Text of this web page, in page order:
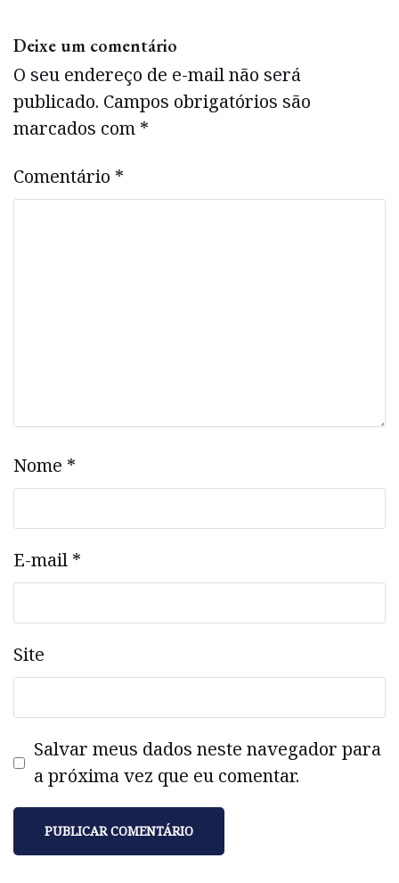
Deixe um comentário
O seu endereço de e-mail não será
publicado. Campos obrigatórios são
marcados com *
Comentário *
Nome *
E-mail *
Site
Salvar meus dados neste navegador para
a próxima vez que eu comentar.